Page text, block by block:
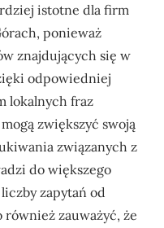
istotne dla firm
ponieważ
znajdujących się w
odpowiedniej
lokalnych fraz
zwiększyć swoją
związanych z
do większego
zapytań od
zauważyć, że